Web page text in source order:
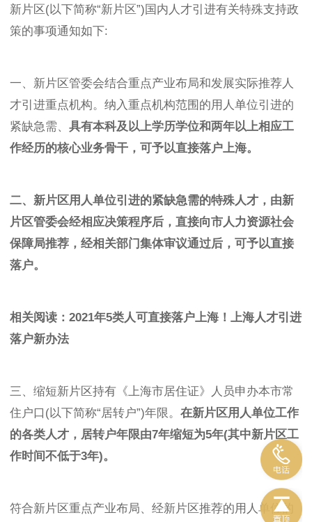
新片区(以下简称“新片区”)国内人才引进有关特殊支持政
策的事项通知如下:
一、新片区管委会结合重点产业布局和发展实际推荐人
才引进重点机构。纳入重点机构范围的用人单位引进的
紧缺急需、 具有本科及以上学历学位和两年以上相应工
作经历的核心业务骨干，可予以直接落户上海。
二、新片区用人单位引进的紧缺急需的特殊人才，由新
片区管委会经相应决策程序后，直接向市人力资源社会
保障局推荐，经相关部门集体审议通过后，可予以直接
落户。
相关阅读：2021年5类人可直接落户上海！上海人才引进
落户新办法
三、缩短新片区持有《上海市居住证》人员申办本市常
住户口(以下简称“居转户”)年限。 在新片区用人单位工作
的各类人才，居转户年限由7年缩短为5年(其中新片区工
作时间不低于3年)。
符合新片区重点产业布局、经新片区推荐的用人单位的